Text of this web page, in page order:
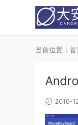
当前位置： 首
2016-